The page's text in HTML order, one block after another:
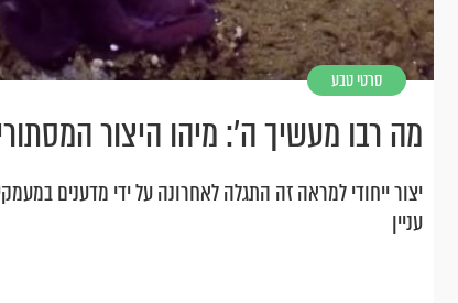
סרטי טבע
מה רבו מעשיך ה': מיהו היצור
יצור ייחודי למראה זה התגלה לאחרונה על ידי מדענים
עניין